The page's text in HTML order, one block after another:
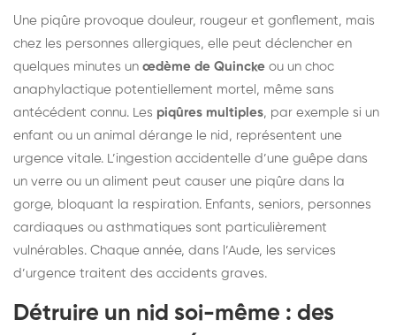
Une piqûre provoque douleur, rougeur et gonflement, mais
chez les personnes allergiques, elle peut déclencher en
quelques minutes un œdème de Quincke ou un choc
anaphylactique potentiellement mortel, même sans
antécédent connu. Les piqûres multiples, par exemple si un
enfant ou un animal dérange le nid, représentent une
urgence vitale. L’ingestion accidentelle d’une guêpe dans
un verre ou un aliment peut causer une piqûre dans la
gorge, bloquant la respiration. Enfants, seniors, personnes
cardiaques ou asthmatiques sont particulièrement
vulnérables. Chaque année, dans l’Aude, les services
d’urgence traitent des accidents graves.
Détruire un nid soi-même : des